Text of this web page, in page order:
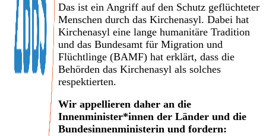
Das ist ein Angriff auf den Schutz geflüchteter
Menschen durch das Kirchenasyl. Dabei hat
Kirchenasyl eine lange humanitäre Tradition
und das Bundesamt für Migration und
Flüchtlinge (BAMF) hat erklärt, dass die
Behörden das Kirchenasyl als solches
respektierten.
Wir appellieren daher an die
Innenminister*innen der Länder und die
Bundesinnenministerin und fordern: